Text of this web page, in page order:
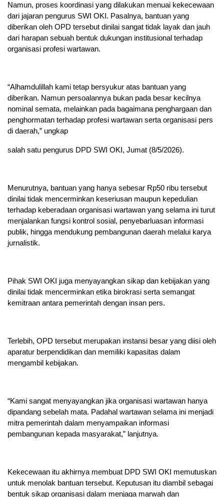
Namun, proses koordinasi yang dilakukan menuai kekecewaan
dari jajaran pengurus SWI OKI. Pasalnya, bantuan yang
diberikan oleh OPD tersebut dinilai sangat tidak layak dan jauh
dari harapan sebuah bentuk dukungan institusional terhadap
organisasi profesi wartawan.
“Alhamdulillah kami tetap bersyukur atas bantuan yang
diberikan. Namun persoalannya bukan pada besar kecilnya
nominal semata, melainkan pada bagaimana penghargaan dan
penghormatan terhadap profesi wartawan serta organisasi pers
di daerah,” ungkap
salah satu pengurus DPD SWI OKI, Jumat (8/5/2026).
Menurutnya, bantuan yang hanya sebesar Rp50 ribu tersebut
dinilai tidak mencerminkan keseriusan maupun kepedulian
terhadap keberadaan organisasi wartawan yang selama ini turut
menjalankan fungsi kontrol sosial, penyebarluasan informasi
publik, hingga mendukung pembangunan daerah melalui karya
jurnalistik.
Pihak SWI OKI juga menyayangkan sikap dan kebijakan yang
dinilai tidak mencerminkan etika birokrasi serta semangat
kemitraan antara pemerintah dengan insan pers.
Terlebih, OPD tersebut merupakan instansi besar yang diisi oleh
aparatur berpendidikan dan memiliki kapasitas dalam
mengambil kebijakan.
“Kami sangat menyayangkan jika organisasi wartawan hanya
dipandang sebelah mata. Padahal wartawan selama ini menjadi
mitra pemerintah dalam menyampaikan informasi
pembangunan kepada masyarakat,” lanjutnya.
Kekecewaan itu akhirnya membuat DPD SWI OKI memutuskan
untuk menolak bantuan tersebut. Keputusan itu diambil sebagai
bentuk sikap organisasi dalam menjaga marwah dan